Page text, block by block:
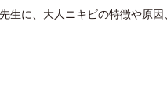
生に、大人ニキビの特徴や原